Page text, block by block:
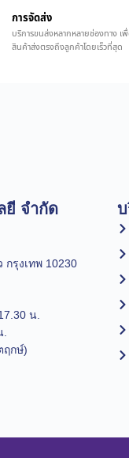
การจัดส่ง
บริการขนส่งหลากหลายช่องทาง เพื่
สินค้าส่งตรงถึงลูกค้าโดยเร็วที่สุด
ยี จำกัด
รุงเทพ 10230
น.
ฤกษ์)